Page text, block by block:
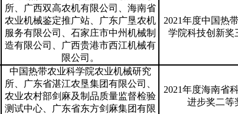
所、广西双高农机有限公司、海南省
农业机械鉴定推广站、广东广垦农机
服务有限公司、石家庄市中州机械制
造有限公司、广西贵港市西江机械有
限公司。
2021年度中国热
学院科技创新奖
中国热带农业科学院农业机械研究
所、广东省湛江农垦集团有限公司、
农业农村部剑麻及制品质量监督检验
测试中心、广东省东方剑麻集团有限
2021年度海南省
进步奖二等